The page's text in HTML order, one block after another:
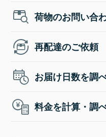
荷物のお問い合
再配達のご依頼
お届け日数を調
料金を計算・調